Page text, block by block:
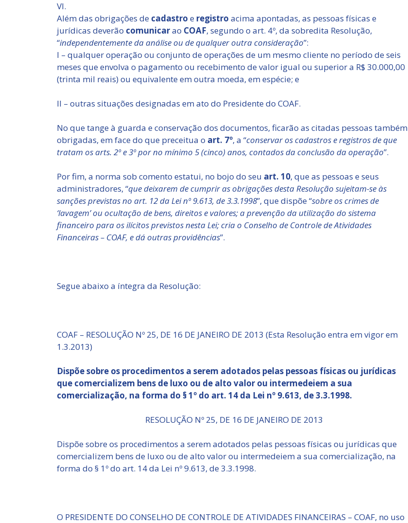
VI.
Além das obrigações de cadastro e registro acima apontadas, as pessoas físicas e
jurídicas deverão comunicarao COAF, segundo o art. 4º, da sobredita Resolução,
“independentemente da análise ou de qualquer outra consideração”:
I – qualquer operação ou conjunto de operações de um mesmo cliente no período de seis
meses que envolva o pagamento ou recebimento de valor igual ou superior a R$ 30.000,00
(trinta mil reais) ou equivalente em outra moeda, em espécie; e
II – outras situações designadas em ato do Presidente do COAF.
No que tange à guarda e conservação dos documentos, ficarão as citadas pessoas também
obrigadas, em face do que preceitua o art. 7º, a “conservar os cadastros e registros de que
tratam os arts. 2º e 3º por no mínimo 5 (cinco) anos, contados da conclusão da operação”.
Por fim, a norma sob comento estatui, no bojo do seu art. 10, que as pessoas e seus
administradores, “que deixarem de cumprir as obrigações desta Resolução sujeitam-se às
sanções previstas no art. 12 da Lei nº 9.613, de 3.3.1998”, que dispõe “sobre os crimes de
‘lavagem’ ou ocultação de bens, direitos e valores; a prevenção da utilização do sistema
financeiro para os ilícitos previstos nesta Lei; cria o Conselho de Controle de Atividades
Financeiras – COAF, e dá outras providências”.
Segue abaixo a íntegra da Resolução:
COAF – RESOLUÇÃO Nº 25, DE 16 DE JANEIRO DE 2013 (Esta Resolução entra em vigor em
1.3.2013)
Dispõe sobre os procedimentos a serem adotados pelas pessoas físicas ou jurídicas
que comercializem bens de luxo ou de alto valor ou intermedeiem a sua
comercialização, na forma do § 1º do art. 14 da Lei nº 9.613, de 3.3.1998.
RESOLUÇÃO Nº 25, DE 16 DE JANEIRO DE 2013
Dispõe sobre os procedimentos a serem adotados pelas pessoas físicas ou jurídicas que
comercializem bens de luxo ou de alto valor ou intermedeiem a sua comercialização, na
forma do § 1º do art. 14 da Lei nº 9.613, de 3.3.1998.
O PRESIDENTE DO CONSELHO DE CONTROLE DE ATIVIDADES FINANCEIRAS – COAF, no uso